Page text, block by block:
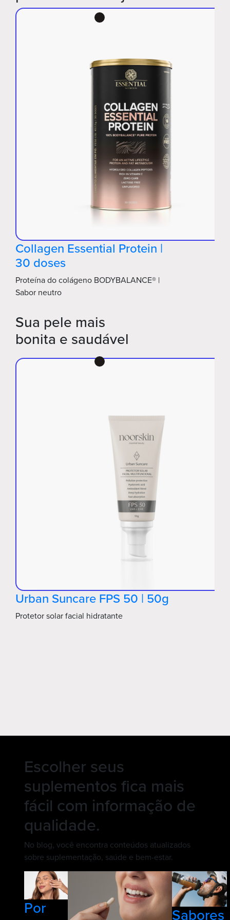
Collagen Essential Protein |
30 doses
Proteína do colágeno BODYBALANCE® |
Sabor neutro
Sua pele mais
bonita e saudável
Urban Suncare FPS 50 | 50g
Protetor solar facial hidratante
Escolher seus
suplementos fica mais
fácil com informação de
qualidade.
No blog, você encontra conteúdos atualizados
sobre suplementação, saúde e bem-estar.
Por
Sabores